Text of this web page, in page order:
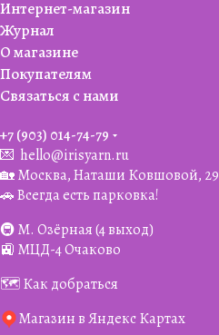
Интернет-магазин
Журнал
О магазине
Покупателям
Связаться с нами
+7 (903) 014-74-79‬
💌 hello@irisyarn.ru
🏡 Москва, Наташи Ковшовой, 29
🚗 Всегда есть парковка!
🚇 М. Озёрная (4 выход)
🚉 МЦД-4 Очаково
🗺️ Как добраться
Магазин в Яндекс Картах